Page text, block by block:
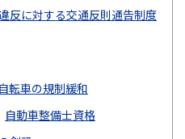
反に対する交通反則通告制度
転車の規制緩和
自動車整備士資格